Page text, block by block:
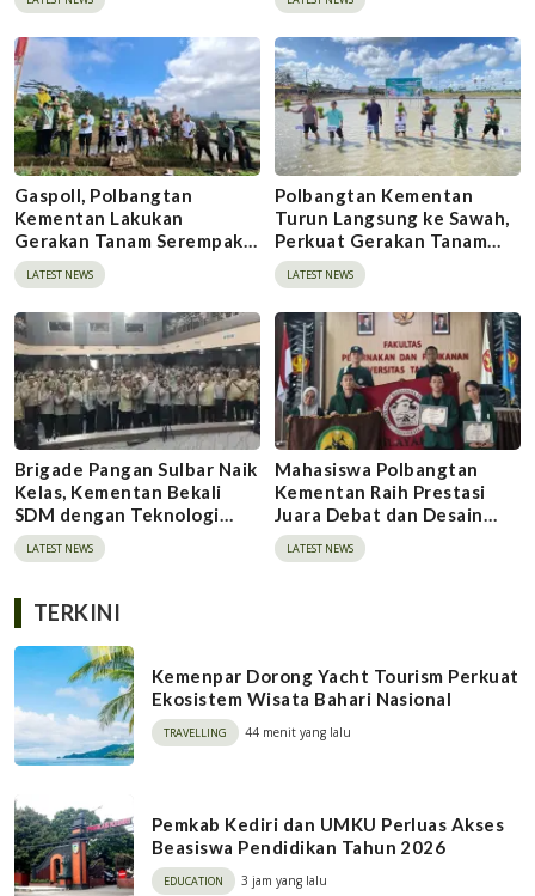
Indonesia
Fortifikasi
Gaspoll, Polbangtan
Kementan Lakukan
Gerakan Tanam Serempak
Metode Tanam Pindah di
Sinjai
LATEST NEWS
Polbangtan Kementan
Turun Langsung ke Sawah,
Perkuat Gerakan Tanam
Serempak Demi
Swasembada Pangan
LATEST NEWS
Brigade Pangan Sulbar Naik
Kelas, Kementan Bekali
SDM dengan Teknologi
Pertanian Terkini
LATEST NEWS
Mahasiswa Polbangtan
Kementan Raih Prestasi
Juara Debat dan Desain
Poster di BAMPIWIL 2026
LATEST NEWS
TERKINI
Kemenpar Dorong Yacht Tourism Perkuat
Ekosistem Wisata Bahari Nasional
TRAVELLING 44 menit yang lalu
Pemkab Kediri dan UMKU Perluas Akses
Beasiswa Pendidikan Tahun 2026
EDUCATION 3 jam yang lalu